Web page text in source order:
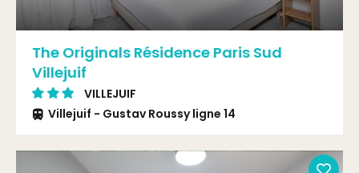
The Originals Résidence Paris Sud
Villejuif
VILLEJUIF
Villejuif - Gustav Roussy ligne 14